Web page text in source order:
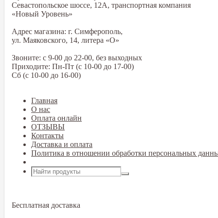
Севастопольское шоссе, 12А, транспортная компания
«Новый Уровень»
Адрес магазина: г. Симферополь,
ул. Маяковского, 14, литера «О»
Звоните: с 9-00 до 22-00, без выходных
Приходите: Пн-Пт (с 10-00 до 17-00)
Сб (с 10-00 до 16-00)
Главная
О нас
Оплата онлайн
ОТЗЫВЫ
Контакты
Доставка и оплата
Политика в отношении обработки персональных
Бесплатная доставка